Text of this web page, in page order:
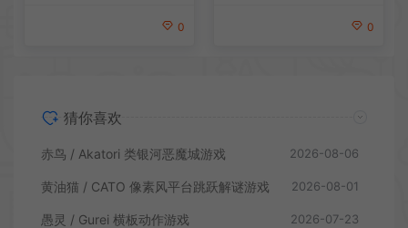
0 0
猜你喜欢
赤鸟 / Akatori 类银河恶魔城游戏 2026-08-06
黄油猫 / CATO 像素风平台跳跃解谜游戏 2026-08-01
愚灵 / Gurei 横板动作游戏 2026-07-23